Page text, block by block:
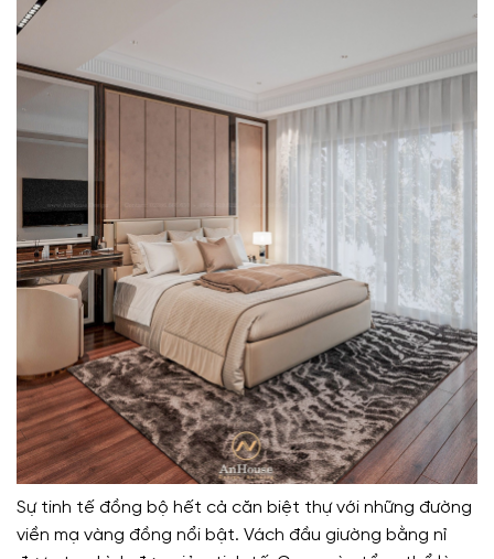
Sự tinh tế đồng bộ hết cả căn biệt thự với những đường
viền mạ vàng đồng nổi bật. Vách đầu giường bằng nỉ